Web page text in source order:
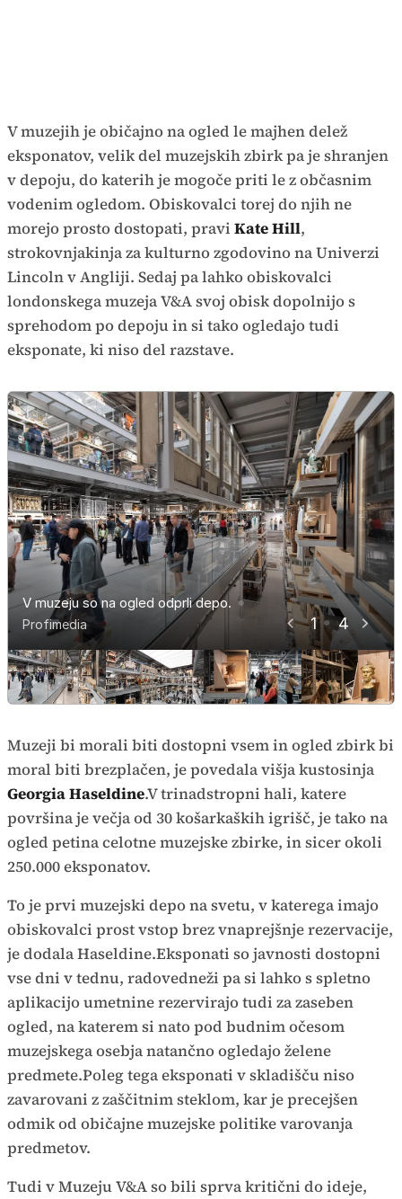
V muzejih je običajno na ogled le majhen delež
eksponatov, velik del muzejskih zbirk pa je shranjen
v depoju, do katerih je mogoče priti le z občasnim
vodenim ogledom. Obiskovalci torej do njih ne
morejo prosto dostopati, pravi Kate Hill,
strokovnjakinja za kulturno zgodovino na Univerzi
Lincoln v Angliji. Sedaj pa lahko obiskovalci
londonskega muzeja V&A svoj obisk dopolnijo s
sprehodom po depoju in si tako ogledajo tudi
eksponate, ki niso del razstave.
1 4
V muzeju so na ogled odprli depo.
Profimedia
V muzeju so na ogled odprli depo.
Profimedia
V muzeju so na ogled odprli depo.
Profimedia
V muzeju so na ogled odprli depo.
Profimedia
Muzeji bi morali biti dostopni vsem in ogled zbirk bi
moral biti brezplačen, je povedala višja kustosinja
Georgia Haseldine.V trinadstropni hali, katere
površina je večja od 30 košarkaških igrišč, je tako na
ogled petina celotne muzejske zbirke, in sicer okoli
250.000 eksponatov.
To je prvi muzejski depo na svetu, v katerega imajo
obiskovalci prost vstop brez vnaprejšnje rezervacije,
je dodala Haseldine.Eksponati so javnosti dostopni
vse dni v tednu, radovedneži pa si lahko s spletno
aplikacijo umetnine rezervirajo tudi za zaseben
ogled, na katerem si nato pod budnim očesom
muzejskega osebja natančno ogledajo želene
predmete.Poleg tega eksponati v skladišču niso
zavarovani z zaščitnim steklom, kar je precejšen
odmik od običajne muzejske politike varovanja
predmetov.
Tudi v Muzeju V&A so bili sprva kritični do ideje,